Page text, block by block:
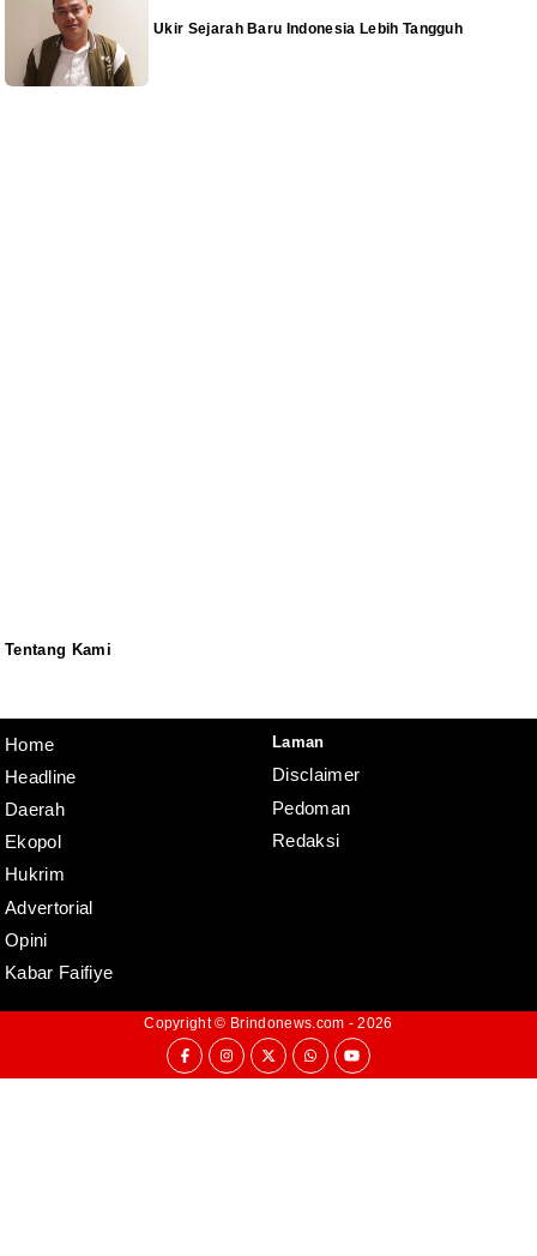
Ukir Sejarah Baru Indonesia Lebih Tangguh
Tentang Kami
Home
Headline
Daerah
Ekopol
Hukrim
Advertorial
Opini
Kabar Faifiye
Laman
Disclaimer
Pedoman
Redaksi
Copyright © Brindonews.com - 2026